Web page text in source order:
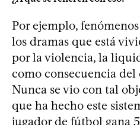
Por ejemplo,
los dramas que está
por la violencia, la
como consecuencia
Nunca se vio con tal
que ha hecho este
jugador de fútbol gana